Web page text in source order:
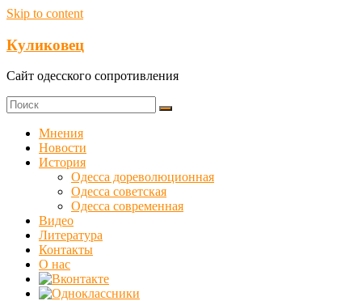
Skip to content
Куликовец
Сайт одесского сопротивления
Мнения
Новости
История
Одесса дореволюционная
Одесса советская
Одесса современная
Видео
Литература
Контакты
О нас